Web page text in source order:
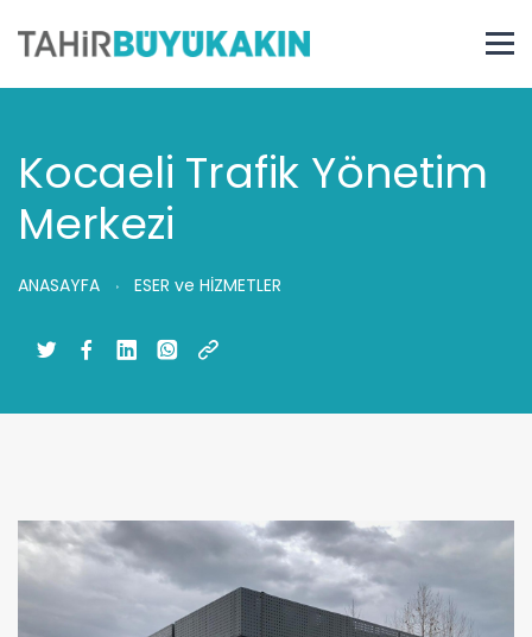
Kocaeli Trafik Yönetim
Merkezi
ANASAYFA ESER ve HİZMETLER